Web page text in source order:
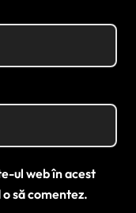
ul web în acest
să comentez.